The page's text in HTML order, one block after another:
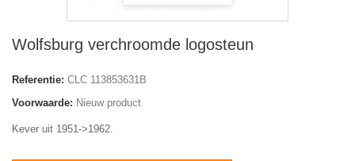
Wolfsburg verchroomde logosteun
Referentie: CLC 113853631B
Voorwaarde: Nieuw product
Kever uit 1951->1962.